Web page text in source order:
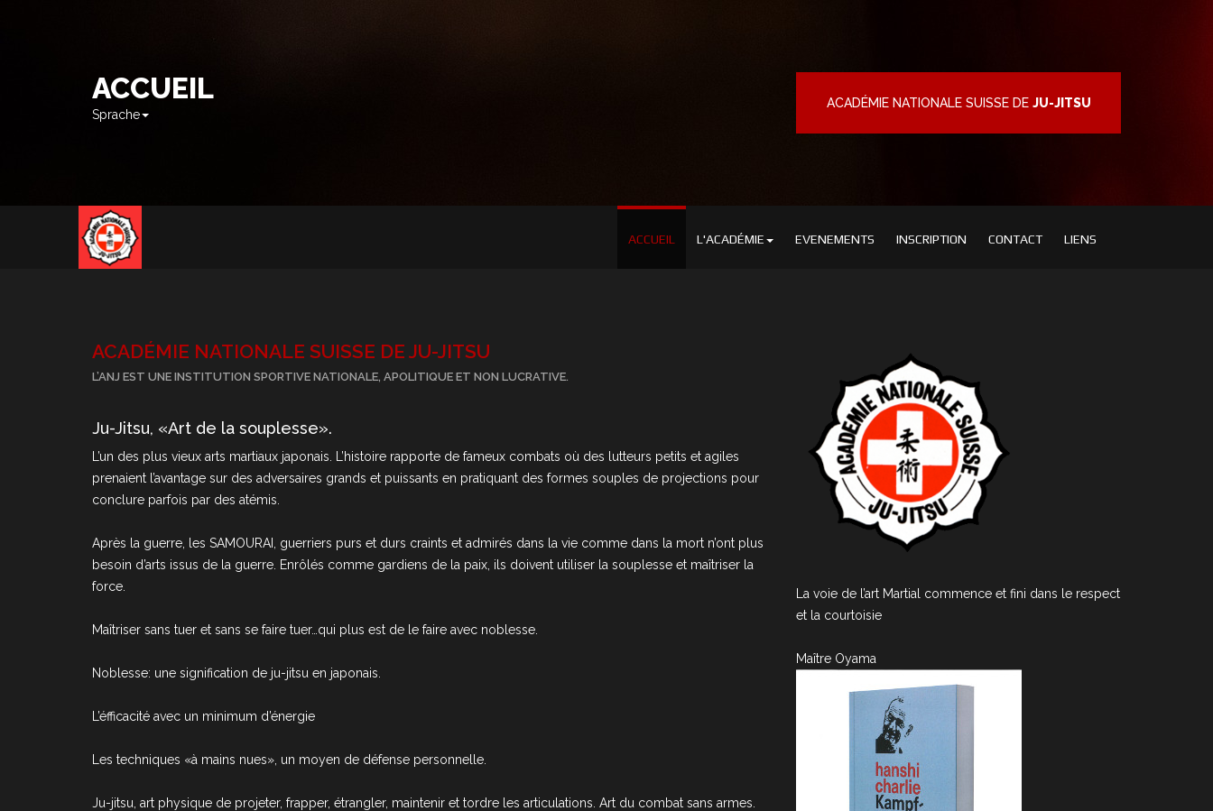
ACCUEIL
Sprache
ACADÉMIE NATIONALE SUISSE DE JU-JITSU
ACCUEIL L'ACADÉMIE EVENEMENTS INSCRIPTION CONTACT LIENS
ACADÉMIE NATIONALE SUISSE DE JU-JITSU
L’ANJ EST UNE INSTITUTION SPORTIVE NATIONALE, APOLITIQUE ET NON LUCRATIVE.
Ju-Jitsu, «Art de la souplesse».
L’un des plus vieux arts martiaux japonais. L’histoire rapporte de fameux combats où des lutteurs petits et agiles
prenaient l’avantage sur des adversaires grands et puissants en pratiquant des formes souples de projections pour
conclure parfois par des atémis.
Après la guerre, les SAMOURAI, guerriers purs et durs craints et admirés dans la vie comme dans la mort n’ont plus
besoin d’arts issus de la guerre. Enrôlés comme gardiens de la paix, ils doivent utiliser la souplesse et maîtriser la
force.
Maîtriser sans tuer et sans se faire tuer…qui plus est de le faire avec noblesse.
Noblesse: une signification de ju-jitsu en japonais.
L’éfficacité avec un minimum d’énergie
Les techniques «à mains nues», un moyen de défense personnelle.
Ju-jitsu, art physique de projeter, frapper, étrangler, maintenir et tordre les articulations. Art du combat sans armes.
La voie de l’art Martial commence et fini dans le respect
et la courtoisie
Maître Oyama